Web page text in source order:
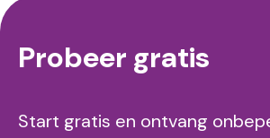
Probeer gratis
Start gratis en ontvang